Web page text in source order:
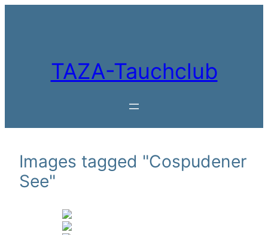
TAZA-Tauchclub
Images tagged "Cospudener
See"